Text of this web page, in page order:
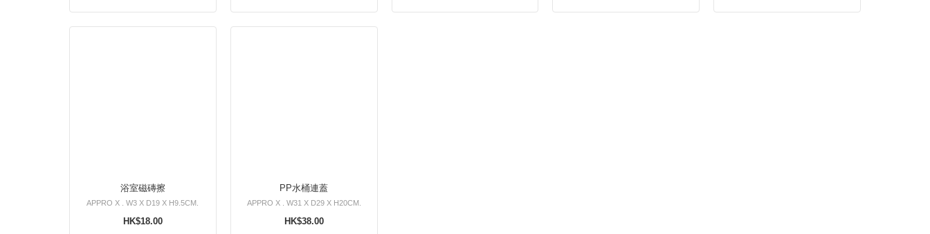
浴室磁磚擦
APPRO X . W3 X D19 X H9.5CM.
HK$18.00
PP水桶連蓋
APPRO X . W31 X D29 X H20CM.
HK$38.00